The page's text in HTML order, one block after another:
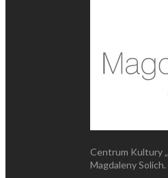
Centrum Kultury
Magdaleny